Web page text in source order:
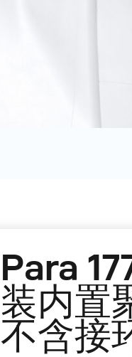
Para
装内置
不含接